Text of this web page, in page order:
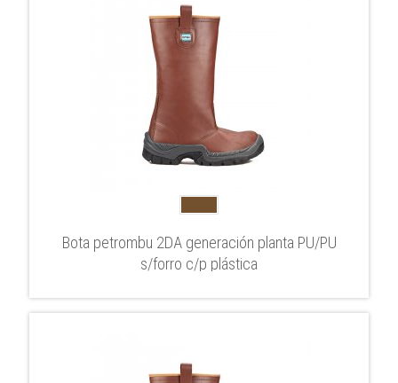
Bota petrombu 2DA generación planta PU/PU
s/forro c/p plástica